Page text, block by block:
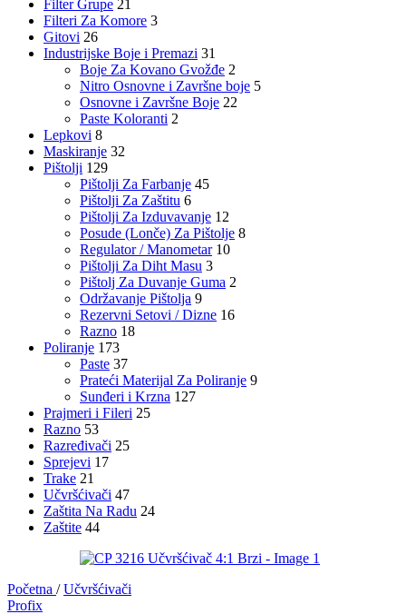
Filter Grupe 21
Filteri Za Komore 3
Gitovi 26
Industrijske Boje i Premazi 31
Boje Za Kovano Gvožđe 2
Nitro Osnovne i Završne boje 5
Osnovne i Završne Boje 22
Paste Koloranti 2
Lepkovi 8
Maskiranje 32
Pištolji 129
Pištolji Za Farbanje 45
Pištolji Za Zaštitu 6
Pištolji Za Izduvavanje 12
Posude (Lonče) Za Pištolje 8
Regulator / Manometar 10
Pištolji Za Diht Masu 3
Pištolj Za Duvanje Guma 2
Održavanje Pištolja 9
Rezervni Setovi / Dizne 16
Razno 18
Poliranje 173
Paste 37
Prateći Materijal Za Poliranje 9
Sunđeri i Krzna 127
Prajmeri i Fileri 25
Razno 53
Razređivači 25
Sprejevi 17
Trake 21
Učvršćivači 47
Zaštita Na Radu 24
Zaštite 44
Početna / Učvršćivači
Profix